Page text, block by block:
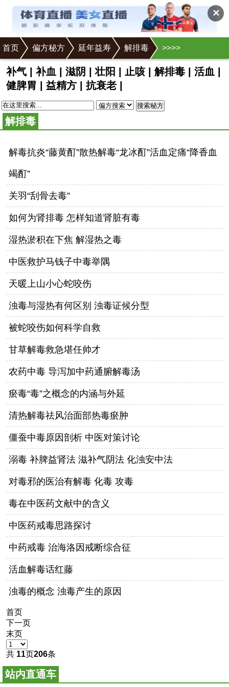
✕
首页 >
偏方秘方 >
延年益寿 >
解排毒 >
补气 | 补血 | 滋阴 |壮阳 | 止咳| 解排毒 | 活血 |
健脾胃 | 益精方 | 抗衰老 |
搜索秘方
解排毒
解毒抗炎“藤黄酊”散热解毒“龙冰酊”活血定痛“降香血
竭酊”
关羽“刮骨去毒”
如何为肾排毒 怎样知道肾脏有毒
湿热淤积在下焦 解湿热之毒
中医救护马钱子中毒举隅
天暖上山小心蛇咬伤
浊毒与湿热有何区别 浊毒证候分型
被蛇咬伤如何科学自救
甘草解毒救急堪任帅才
农药中毒 导泻加中药通腑解毒汤
瘀毒“毒”之概念的内涵与外延
清热解毒祛风治面部热毒瘀肿
僵蚕中毒原因剖析 中医对策讨论
溺毒 补脾益肾法 滋补气阴法 化浊安中法
对毒邪的医治有解毒 化毒 攻毒
毒在中医药文献中的含义
中医药戒毒思路探讨
中药戒毒 治海洛因戒断综合征
活血解毒话红藤
浊毒的概念 浊毒产生的原因
首页
下一页
末页
共 11页206条
站内直通车